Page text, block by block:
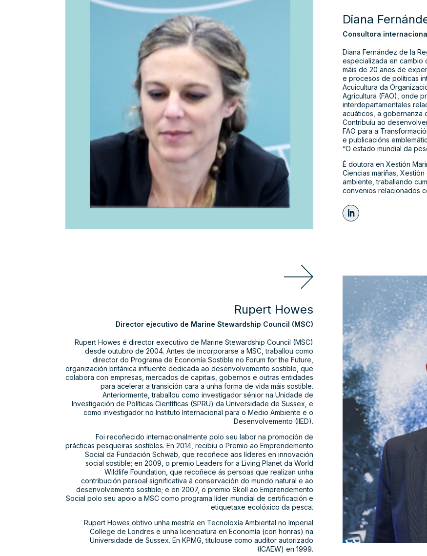
Diana
Consultora
Diana Fernández de la
especializada en cambio
máis de 20 anos de
e procesos de políticas
Acuicultura da
Agricultura (FAO), onde
interdepartamentales
acuáticos, a gobernanza
Contribuíu ao
FAO para a
e publicacións
“O estado mundial da
É doutora en Xestión
Ciencias mariñas,
ambiente, traballando
convenios relacionados
Rupert Howes
Director ejecutivo de Marine Stewardship Council (MSC)
Rupert Howes é director executivo de Marine Stewardship Council (MSC)
desde outubro de 2004. Antes de incorporarse a MSC, traballou como
director do Programa de Economía Sostible no Forum for the Future,
organización británica influente dedicada ao desenvolvemento sostible, que
colabora con empresas, mercados de capitais, gobernos e outras entidades
para acelerar a transición cara a unha forma de vida máis sostible.
Anteriormente, traballou como investigador sénior na Unidade de
Investigación de Políticas Científicas (SPRU) da Universidade de Sussex, e
como investigador no Instituto Internacional para o Medio Ambiente e o
Desenvolvemento (IIED).
Foi recoñecido internacionalmente polo seu labor na promoción de
prácticas pesqueiras sostibles. En 2014, recibiu o Premio ao Emprendemento
Social da Fundación Schwab, que recoñece aos líderes en innovación
social sostible; en 2009, o premio Leaders for a Living Planet da World
Wildlife Foundation, que recoñece ás persoas que realizan unha
contribución persoal significativa á conservación do mundo natural e ao
desenvolvemento sostible; e en 2007, o premio Skoll ao Emprendemento
Social polo seu apoio a MSC como programa líder mundial de certificación e
etiquetaxe ecolóxico da pesca.
Rupert Howes obtivo unha mestría en Tecnoloxía Ambiental no Imperial
College de Londres e unha licenciatura en Economía (con honras) na
Universidade de Sussex. En KPMG, titulouse como auditor autorizado
(ICAEW) en 1999.